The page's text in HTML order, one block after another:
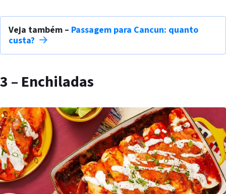
Veja também – Passagem para Cancun: quanto
custa?
3 – Enchiladas